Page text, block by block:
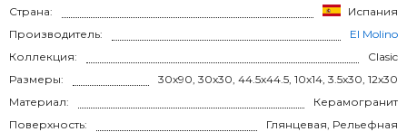
Страна:
Испания
Производитель:
El Molino
Коллекция:
Clasic
Размеры:
30x90, 30x30, 44.5x44.5, 10x14, 3.5x30, 12x30
Материал:
Керамогранит
Поверхность:
Глянцевая, Рельефная